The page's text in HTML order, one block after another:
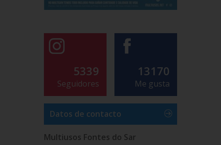
5339
Seguidores
13170
Me gusta
Datos de contacto
Multiusos Fontes do Sar